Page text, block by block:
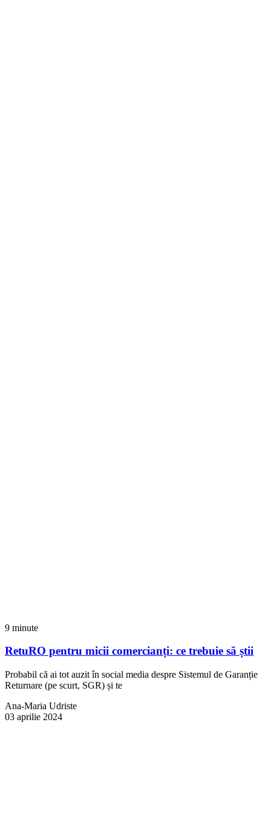
9 minute
RetuRO pentru micii comercianți: ce trebuie să știi
Probabil că ai tot auzit în social media despre Sistemul de Garanție
Returnare (pe scurt, SGR) și te
Ana-Maria Udriste
03 aprilie 2024